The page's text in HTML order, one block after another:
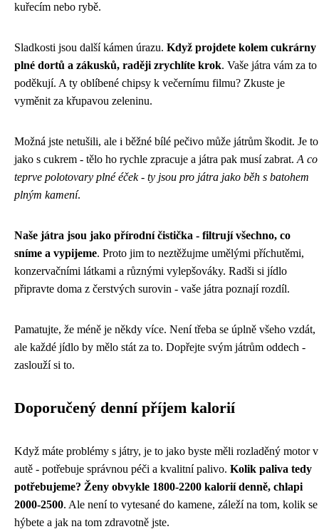
kuřecím nebo rybě.
Sladkosti jsou další kámen úrazu. Když projdete kolem cukrárny
plné dortů a zákusků, raději zrychlíte krok. Vaše játra vám za to
poděkují. A ty oblíbené chipsy k večernímu filmu? Zkuste je
vyměnit za křupavou zeleninu.
Možná jste netušili, ale i běžné bílé pečivo může játrům škodit. Je to
jako s cukrem - tělo ho rychle zpracuje a játra pak musí zabrat. A co
teprve polotovary plné éček - ty jsou pro játra jako běh s batohem
plným kamení.
Naše játra jsou jako přírodní čistička - filtrují všechno, co
sníme a vypijeme. Proto jim to neztěžujme umělými příchutěmi,
konzervačními látkami a různými vylepšováky. Radši si jídlo
připravte doma z čerstvých surovin - vaše játra poznají rozdíl.
Pamatujte, že méně je někdy více. Není třeba se úplně všeho vzdát,
ale každé jídlo by mělo stát za to. Dopřejte svým játrům oddech -
zaslouží si to.
Doporučený denní příjem kalorií
Když máte problémy s játry, je to jako byste měli rozladěný motor v
autě - potřebuje správnou péči a kvalitní palivo. Kolik paliva tedy
potřebujeme? Ženy obvykle 1800-2200 kalorií denně, chlapi
2000-2500. Ale není to vytesané do kamene, záleží na tom, kolik se
hýbete a jak na tom zdravotně jste.